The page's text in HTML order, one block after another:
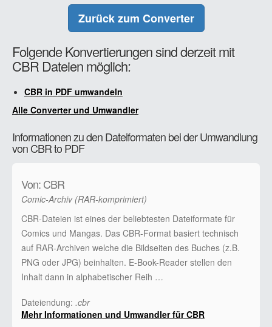
Zurück zum Converter
Folgende Konvertierungen sind derzeit mit
CBR Dateien möglich:
CBR in PDF umwandeln
Alle Converter und Umwandler
Informationen zu den Dateiformaten bei der Umwandlung
von CBR to PDF
Von: CBR
Comic-Archiv (RAR-komprimiert)
CBR-Dateien ist eines der beliebtesten Dateiformate für
Comics und Mangas. Das CBR-Format basiert technisch
auf RAR-Archiven welche die Bildseiten des Buches (z.B.
PNG oder JPG) beinhalten. E-Book-Reader stellen den
Inhalt dann in alphabetischer Reih …
Dateiendung: .cbr
Mehr Informationen und Umwandler für CBR